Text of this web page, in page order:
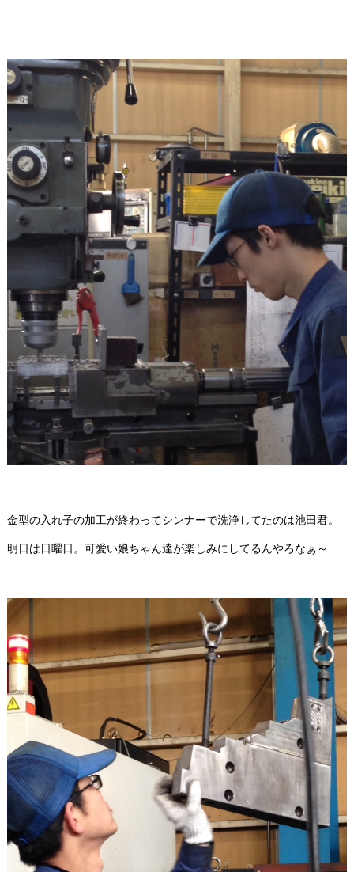
金型の入れ子の加工が終わってシンナーで洗浄してたのは池田君。
明日は日曜日。可愛い娘ちゃん達が楽しみにしてるんやろなぁ～